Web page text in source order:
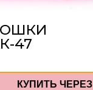
47
КУПИТЬ ЧЕРЕЗ